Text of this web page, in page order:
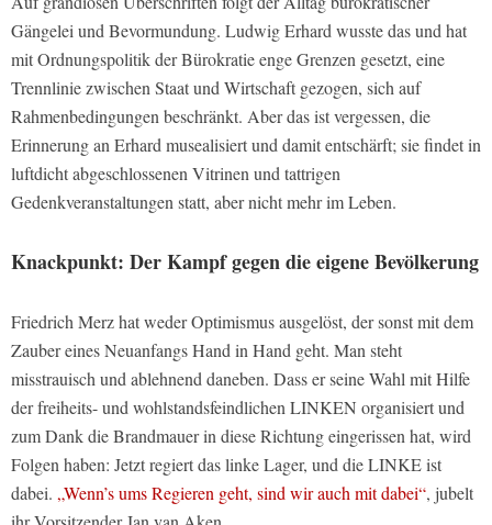
Gängelei und Bevormundung. Ludwig Erhard wusste das und hat
mit Ordnungspolitik der Bürokratie enge Grenzen gesetzt, eine
Trennlinie zwischen Staat und Wirtschaft gezogen, sich auf
Rahmenbedingungen beschränkt. Aber das ist vergessen, die
Erinnerung an Erhard musealisiert und damit entschärft; sie findet in
luftdicht abgeschlossenen Vitrinen und tattrigen
Gedenkveranstaltungen statt, aber nicht mehr im Leben.
Knackpunkt: Der Kampf gegen die eigene Bevölkerung
Friedrich Merz hat weder Optimismus ausgelöst, der sonst mit dem
Zauber eines Neuanfangs Hand in Hand geht. Man steht
misstrauisch und ablehnend daneben. Dass er seine Wahl mit Hilfe
der freiheits- und wohlstandsfeindlichen LINKEN organisiert und
zum Dank die Brandmauer in diese Richtung eingerissen hat, wird
Folgen haben: Jetzt regiert das linke Lager, und die LINKE ist
dabei. „Wenn’s ums Regieren geht, sind wir auch mit dabei“, jubelt